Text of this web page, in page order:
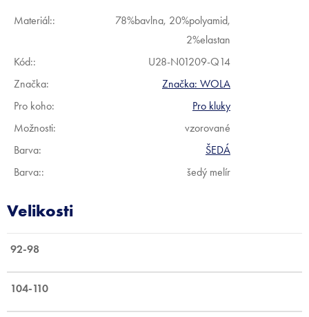
Materiál::
78%bavlna, 20%polyamid,
2%elastan
Kód::
U28-N01209-Q14
Značka:
Značka: WOLA
Pro koho:
Pro kluky
Možnosti:
vzorované
Barva:
ŠEDÁ
Barva:: šedý melír
92-98
104-110